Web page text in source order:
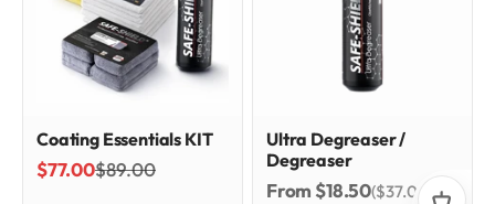
Coating Essentials KIT
Sale price
$77.00Regular price
$89.00
Ultra Degreaser /
Degreaser
Sale price
From $18.50($37.00/l)